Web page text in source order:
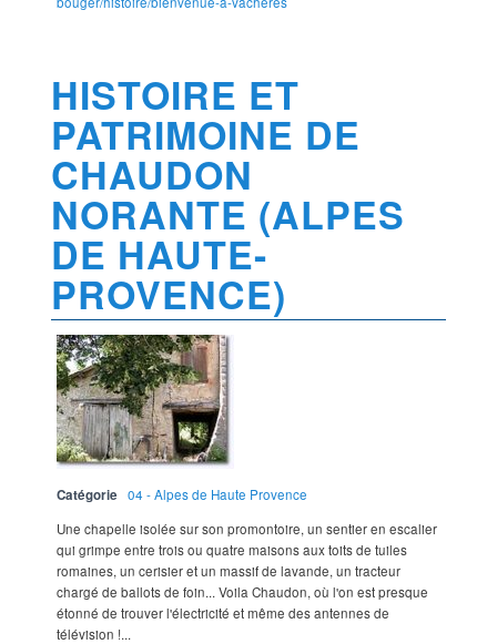
HISTOIRE ET
PATRIMOINE DE
CHAUDON
NORANTE (ALPES
DE HAUTE-
PROVENCE)
Catégorie
04 - Alpes de Haute Provence
Une chapelle isolée sur son promontoire, un sentier en escalier
qui grimpe entre trois ou quatre maisons aux toits de tuiles
romaines, un cerisier et un massif de lavande, un tracteur
chargé de ballots de foin... Voila Chaudon, où l'on est presque
étonné de trouver l'électricité et même des antennes de
télévision !...